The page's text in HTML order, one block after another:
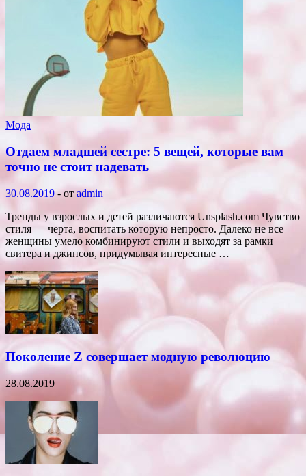
Мода
Отдаем младшей сестре: 5 вещей, которые вам
точно не стоит надевать
30.08.2019- от admin
Тренды у взрослых и детей различаются Unsplash.com Чувство
стиля — черта, воспитать которую непросто. Далеко не все
женщины умело комбинируют стили и выходят за рамки
свитера и джинсов, придумывая интересные …
Поколение Z совершает модную революцию
28.08.2019